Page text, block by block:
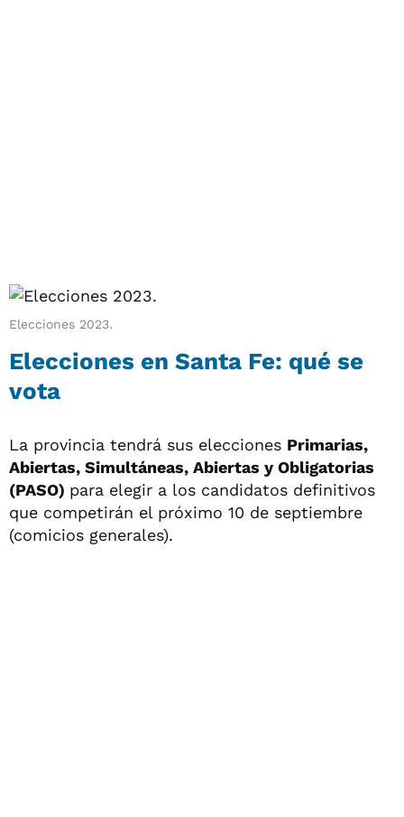
Elecciones 2023.
Elecciones en Santa Fe: qué se
vota
La provincia tendrá sus elecciones Primarias,
Abiertas, Simultáneas, Abiertas y Obligatorias
(PASO) para elegir a los candidatos definitivos
que competirán el próximo 10 de septiembre
(comicios generales).